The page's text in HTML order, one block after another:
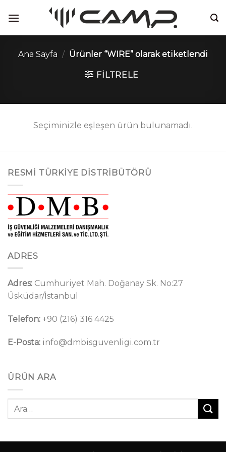
atla
Ana Sayfa / Ürünler “WIRE” olarak etiketlendi
FILTRELE
Seçiminizle eşleşen ürün bulunamadı.
RESMI TÜRKIYE DISTRIBÜTÖRÜ
ADRES
Adres: Cumhuriyet Mah. Doğanay Sk. No:27
Üsküdar/İstanbul
Telefon: +90 (216) 316 4425
E-Posta: info@dmbisguvenligi.com.tr
ÜRÜN ARA
Ara: